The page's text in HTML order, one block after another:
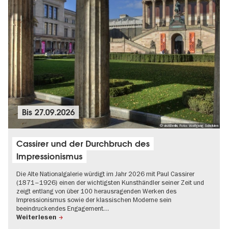
© visitBerlin, Foto: Wolfgang Scholvien
Bis27.09.2026
Cassirer und der Durchbruch des
Impressionismus
Die Alte Nationalgalerie würdigt im Jahr 2026 mit Paul Cassirer
(1871–1926) einen der wichtigsten Kunsthändler seiner Zeit und
zeigt entlang von über 100 herausragenden Werken des
Impressionismus sowie der klassischen Moderne sein
beeindruckendes Engagement…
Weiterlesen